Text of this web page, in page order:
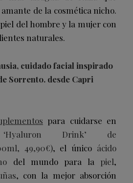
de la cosmética nicho.
del hombre y la mujer con
naturales.
cuidado facial inspirado
Sorrento. desde Capri
para cuidarse en
‘Hyaluron Drink’ de
49,90€), el único ácido
del mundo para la piel,
, con la mejor absorción